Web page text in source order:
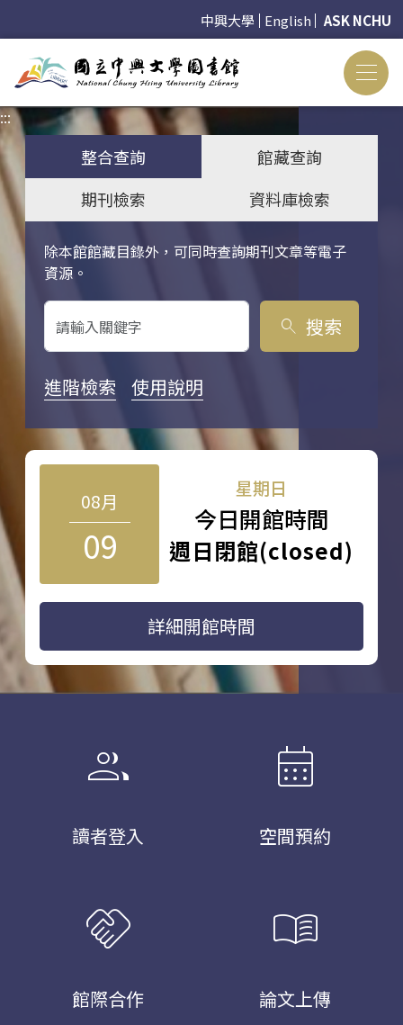
中興大學 English ASK NCHU
:::
整合查詢
館藏查詢
期刊檢索
資料庫檢索
除本館館藏目錄外，可同時查詢期刊文章等電子
資源。
關鍵字搜尋
search 搜索
進階檢索 使用說明
08月
09
星期日
今日開館時間
週日閉館(closed)
詳細開館時間
group
讀者登入
calendar_month
空間預約
handshake
館際合作
menu_book
論文上傳